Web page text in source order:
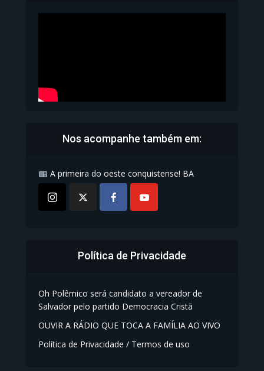
Nos acompanhe também em:
A primeira do oeste conquistense! BA
Política de Privacidade
Oh Polêmico será candidato a vereador de
Salvador pelo partido Democracia Cristã
OUVIR A RÁDIO QUE TOCA A FAMÍLIA AO VIVO
Política de Privacidade / Termos de uso